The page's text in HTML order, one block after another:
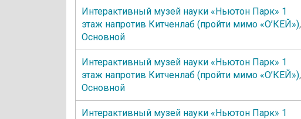
Интерактивный музей науки «Ньютон Парк» 1
этаж напротив Китченлаб (пройти мимо «О’КЕЙ»),
Основной
Интерактивный музей науки «Ньютон Парк» 1
этаж напротив Китченлаб (пройти мимо «О’КЕЙ»),
Основной
Интерактивный музей науки «Ньютон Парк» 1